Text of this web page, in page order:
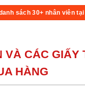
sách 30+ nhân viên
VÀ CÁC GIẤY
HÀNG